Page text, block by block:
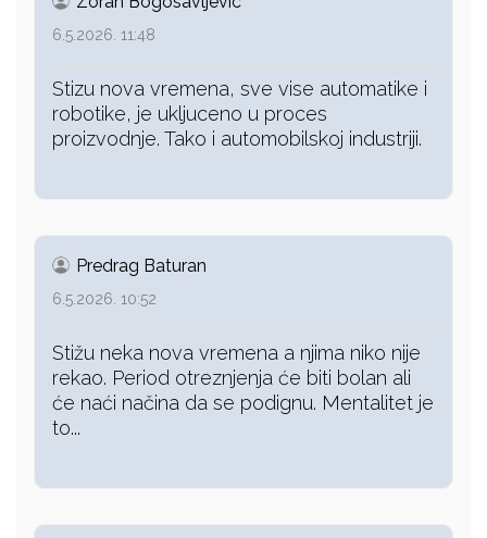
6.5.2026. 11:48
Stizu nova vremena, sve vise automatike i
robotike, je ukljuceno u proces
proizvodnje. Tako i automobilskoj industriji.
Predrag Baturan
6.5.2026. 10:52
Stižu neka nova vremena a njima niko nije
rekao. Period otreznjenja će biti bolan ali
će naći načina da se podignu. Mentalitet je
to...